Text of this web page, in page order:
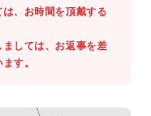
、お時間を頂戴する
しては、お返事を差
す。